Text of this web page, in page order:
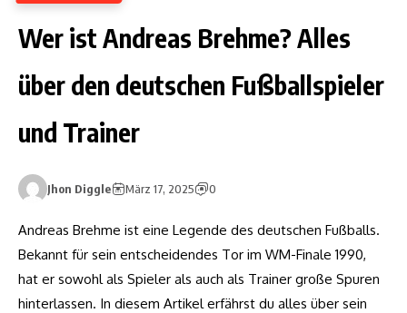
Wer ist Andreas Brehme? Alles
über den deutschen Fußballspieler
und Trainer
Jhon Diggle März 17, 2025 0
Andreas Brehme ist eine Legende des deutschen Fußballs.
Bekannt für sein entscheidendes Tor im WM-Finale 1990,
hat er sowohl als Spieler als auch als Trainer große Spuren
hinterlassen. In diesem Artikel erfährst du alles über sein